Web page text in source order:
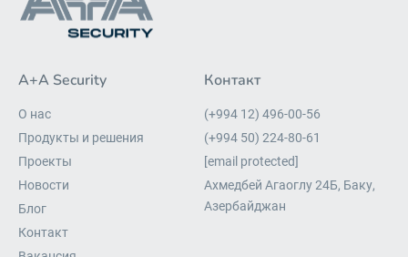
A+A Security
О нас
Продукты и решения
Проекты
Новости
Блог
Контакт
Контакт
(+994 12) 496-00-56
(+994 50) 224-80-61
[email protected]
Ахмедбей Агаоглу 24Б, Баку,
Азербайджан